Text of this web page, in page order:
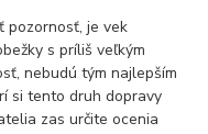
pozornosť, je vek
s príliš veľkým
nebudú tým najlepším
si tento druh dopravy
zas určite ocenia